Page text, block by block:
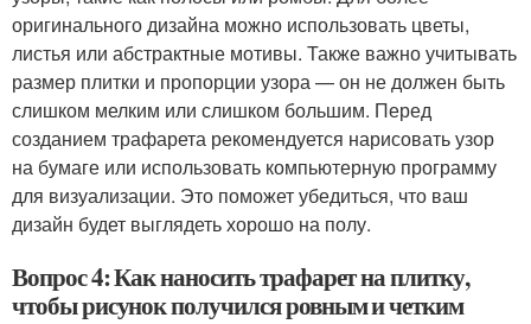
оригинального дизайна можно использовать цветы,
листья или абстрактные мотивы. Также важно учитывать
размер плитки и пропорции узора — он не должен быть
слишком мелким или слишком большим. Перед
созданием трафарета рекомендуется нарисовать узор
на бумаге или использовать компьютерную программу
для визуализации. Это поможет убедиться, что ваш
дизайн будет выглядеть хорошо на полу.
Вопрос 4: Как наносить трафарет на плитку,
чтобы рисунок получился ровным и четким